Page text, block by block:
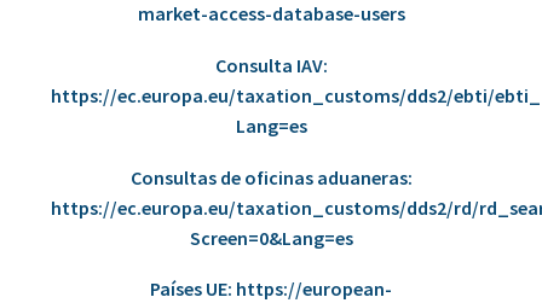
market-access-database-users
Consulta IAV:
https://ec.europa.eu/taxation_customs/dds2/ebti/
Lang=es
Consultas de oficinas aduaneras:
https://ec.europa.eu/taxation_customs/dds2/rd/
Screen=0&Lang=es
Países UE: https://european-